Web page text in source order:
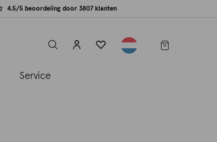
4.5/5 beoordeling door 3807 klanten
label.header.toggle
Service